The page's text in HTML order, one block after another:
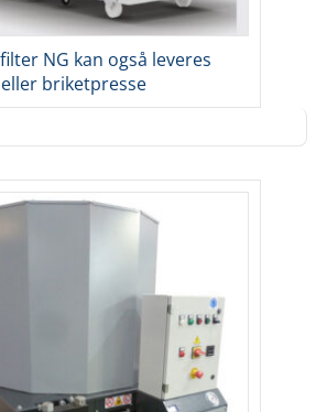
NG kan også leveres
briketpresse